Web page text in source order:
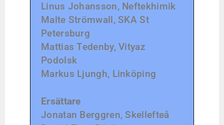
Linus Johansson, Neftekhimik
Malte Strömwall, SKA St
Petersburg
Mattias Tedenby, Vityaz
Podolsk
Markus Ljungh, Linköping
Ersättare
Jonatan Berggren, Skellefteå